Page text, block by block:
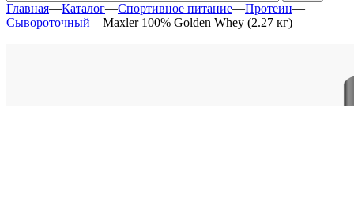
Главная—Каталог—Спортивное питание—Протеин—
Сывороточный—Maxler 100% Golden Whey (2.27 кг)